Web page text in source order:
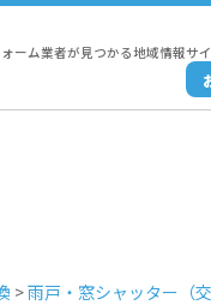
ーム業者が見つかる地域情報サイ
>雨戸・窓シャッター（